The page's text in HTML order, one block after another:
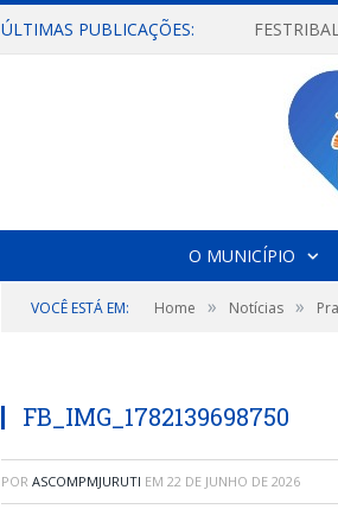
ÚLTIMAS PUBLICAÇÕES:
O MUNICÍPIO
VOCÊ ESTÁ EM: Home » Notícias »
FB_IMG_1782139698750
POR ASCOMPMJURUTI EM 22 DE JUNHO DE 2026